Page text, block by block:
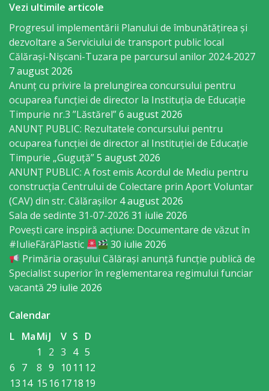
Deciziile
Consiliului
Consiliul
de
tineret
Activitatea
primăriei
Instituții
subordonate
IET
Lăstărel
Guguță
IET
DoReMiCii
Vezi ultimile articole
Progresul implementării Planului de îmbunătățirea și
dezvoltare a Serviciului de transport public local
Călărași-Nișcani-Tuzara pe parcursul anilor 2024-2027
7 august 2026
Anunț cu privire la prelungirea concursului pentru
ocuparea funcţiei de director la Instituția de Educație
Timpurie nr.3 ”Lăstărel”6 august 2026
ANUNȚ PUBLIC: Rezultatele concursului pentru
ocuparea funcției de director al Instituției de Educație
Timpurie „Guguță”5 august 2026
ANUNȚ PUBLIC: A fost emis Acordul de Mediu pentru
construcția Centrului de Colectare prin Aport Voluntar
(CAV) din str. Călărașilor 4 august 2026
Sala de sedinte 31-07-2026 31 iulie 2026
Povești care inspiră acțiune: Documentare de văzut în
#IulieFărăPlastic
30 iulie 2026
Primăria orașului Călărași anunță funcție publică de
Specialist superior în reglementarea regimului funciar
vacantă 29 iulie 2026
Calendar
L MaMiJ V S D
1
2 3 4 5
6 7 8 9 10 11 12
13 14 15 16 1718 19